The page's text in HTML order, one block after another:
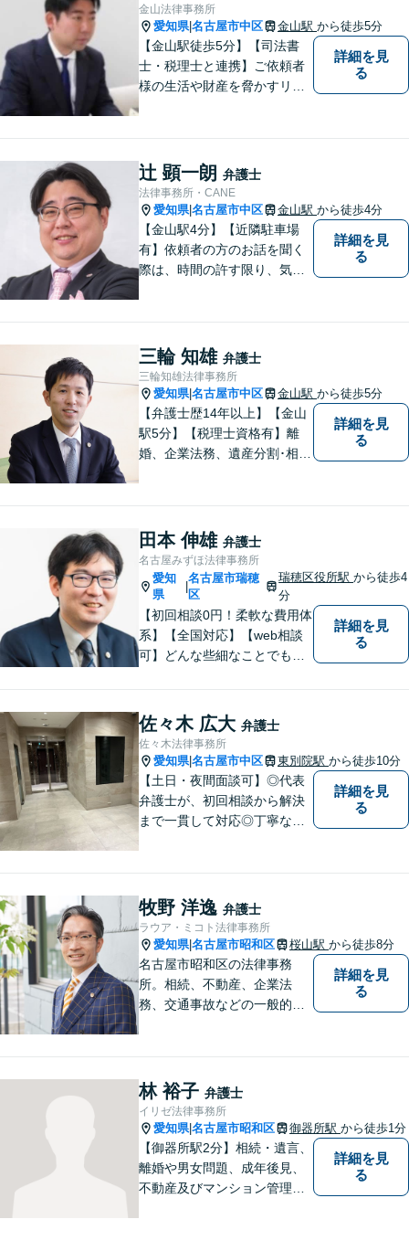
金山法律事務所
愛知県|名古屋市中区 金山駅 から徒歩5分
【金山駅徒歩5分】【司法書
士・税理士と連携】ご依頼者
様の生活や財産を脅かすリス
問題／不動産問題など幅広く
対応します。【地域に根差し
た弁護士】お気軽にご相談く
ださい。
詳細を見
る
辻 顕一朗 弁護士
法律事務所・CANE
愛知県|名古屋市中区 金山駅 から徒歩4分
【金山駅4分】【近隣駐車場
有】依頼者の方のお話を聞く
際は、時間の許す限り、気の
った対応・解決を目指しま
す。ぜひ、お気軽にご相談く
ださい。
詳細を見
る
三輪 知雄 弁護士
三輪知雄法律事務所
愛知県|名古屋市中区 金山駅 から徒歩5分
【弁護士歴14年以上】【金山
駅5分】【税理士資格有】離
婚、企業法務、遺産分割･相続
解決。【公式LINE】連絡も便
利！お気軽にご相談くださ
い！
詳細を見
る
田本 伸雄 弁護士
名古屋みずほ法律事務所
愛知
県
名古屋市瑞穂
区
瑞穂区役所駅から徒歩4
分
【初回相談0円！柔軟な費用体
系】【全国対応】【web相談
可】どんな些細なことでもお
ターネット／削除請求や開示
請求、利用規約などのトラブ
ルはお任せ！相続／感情面の
納得感を重視します。
詳細を見
る
佐々木 広大 弁護士
佐々木法律事務所
愛知県|名古屋市中区 東別院駅 から徒歩10分
【土日・夜間面談可】◎代表
弁護士が、初回相談から解決
まで一貫して対応◎丁寧な対
を目指します【相続問題】遺
産分割調停や審判もお任せく
ださい【東別院駅】
詳細を見
る
牧野 洋逸 弁護士
ラウア・ミコト法律事務所
愛知県|名古屋市昭和区 桜山駅 から徒歩8分
名古屋市昭和区の法律事務
所。相続、不動産、企業法
務、交通事故などの一般的な
料】【桜山駅より徒歩８分】
【駐車場あり】【オンライン
相談可】
詳細を見
る
林 裕子 弁護士
イリゼ法律事務所
愛知県|名古屋市昭和区 御器所駅 から徒歩1分
【御器所駅2分】相続・遺言、
離婚や男女問題、成年後見、
不動産及びマンション管理な
詳細を見
る